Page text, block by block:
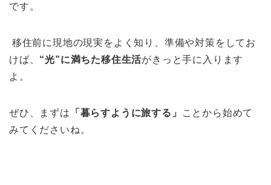
です。
移住前に現地の現実をよく知り、準備や対策をしてお
けば、 “光”に満ちた移住生活がきっと手に入ります
よ。
ぜひ、まずは 「暮らすように旅する」
ことから始めて
みてくださいね。